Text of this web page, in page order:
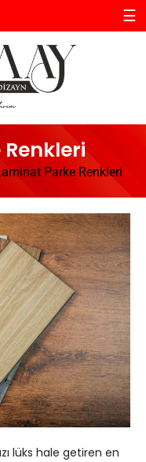
☰
Parke Renkleri
lüks hale getiren en